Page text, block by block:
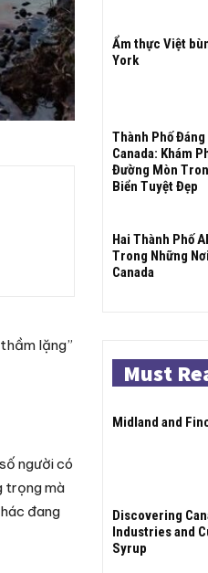
lặng”
người có
trọng mà
đang
Ẩm thực Việt
York
Thành Phố
Canada: Khám
Đường Mòn
Biển Tuyệt Đẹp
Hai Thành Phố
Trong Những
Canada
Must
Midland and
Discovering
Industries and
Syrup